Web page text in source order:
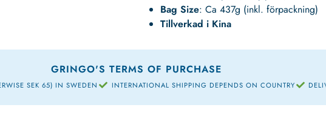
Bag Size: Ca 437g (inkl. förpackning)
Tillverkad i Kina
GRINGO'S TERMS OF PURCHASE
SEK 65) IN SWEDEN INTERNATIONAL SHIPPING DEPENDS ON COUNTRY